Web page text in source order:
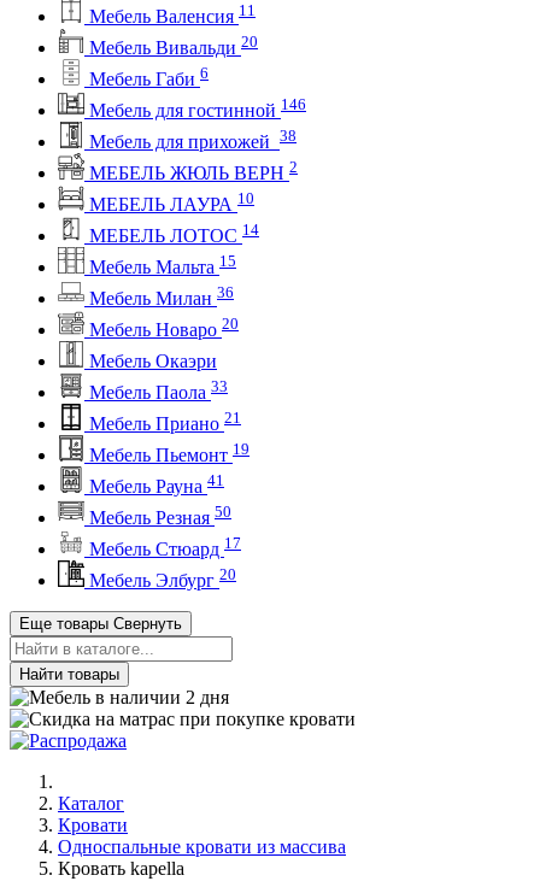
Мебель Валенсия 11
Мебель Вивальди 20
Мебель Габи 6
Мебель для гостинной 146
Мебель для прихожей 38
МЕБЕЛЬ ЖЮЛЬ ВЕРН 2
МЕБЕЛЬ ЛАУРА 10
МЕБЕЛЬ ЛОТОС 14
Мебель Мальта 15
Мебель Милан 36
Мебель Новаро 20
Мебель Окаэри
Мебель Паола 33
Мебель Приано 21
Мебель Пьемонт 19
Мебель Рауна 41
Мебель Резная 50
Мебель Стюард 17
Мебель Элбург 20
Еще товары Свернуть
Найти товары
Каталог
Кровати
Односпальные кровати из массива
Кровать kapella